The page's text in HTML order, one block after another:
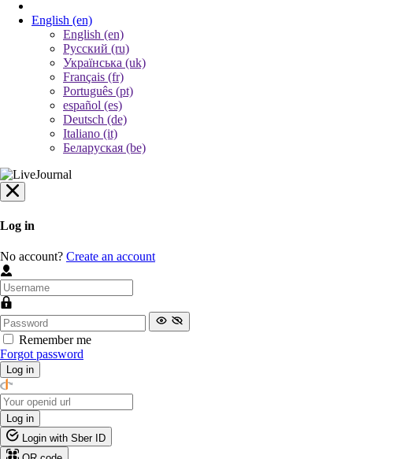
English (en)
English (en)
Русский (ru)
Українська (uk)
Français (fr)
Português (pt)
español (es)
Deutsch (de)
Italiano (it)
Беларуская (be)
Log in
No account? Create an account
Remember me
Forgot password
Log in
Log in
Login with Sber ID